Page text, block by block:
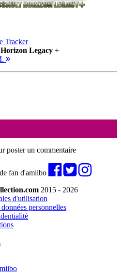
Tracker
Legacy +
poster un commentaire
fan d'amiibo
2015 - 2026
d'utilisation
personnelles